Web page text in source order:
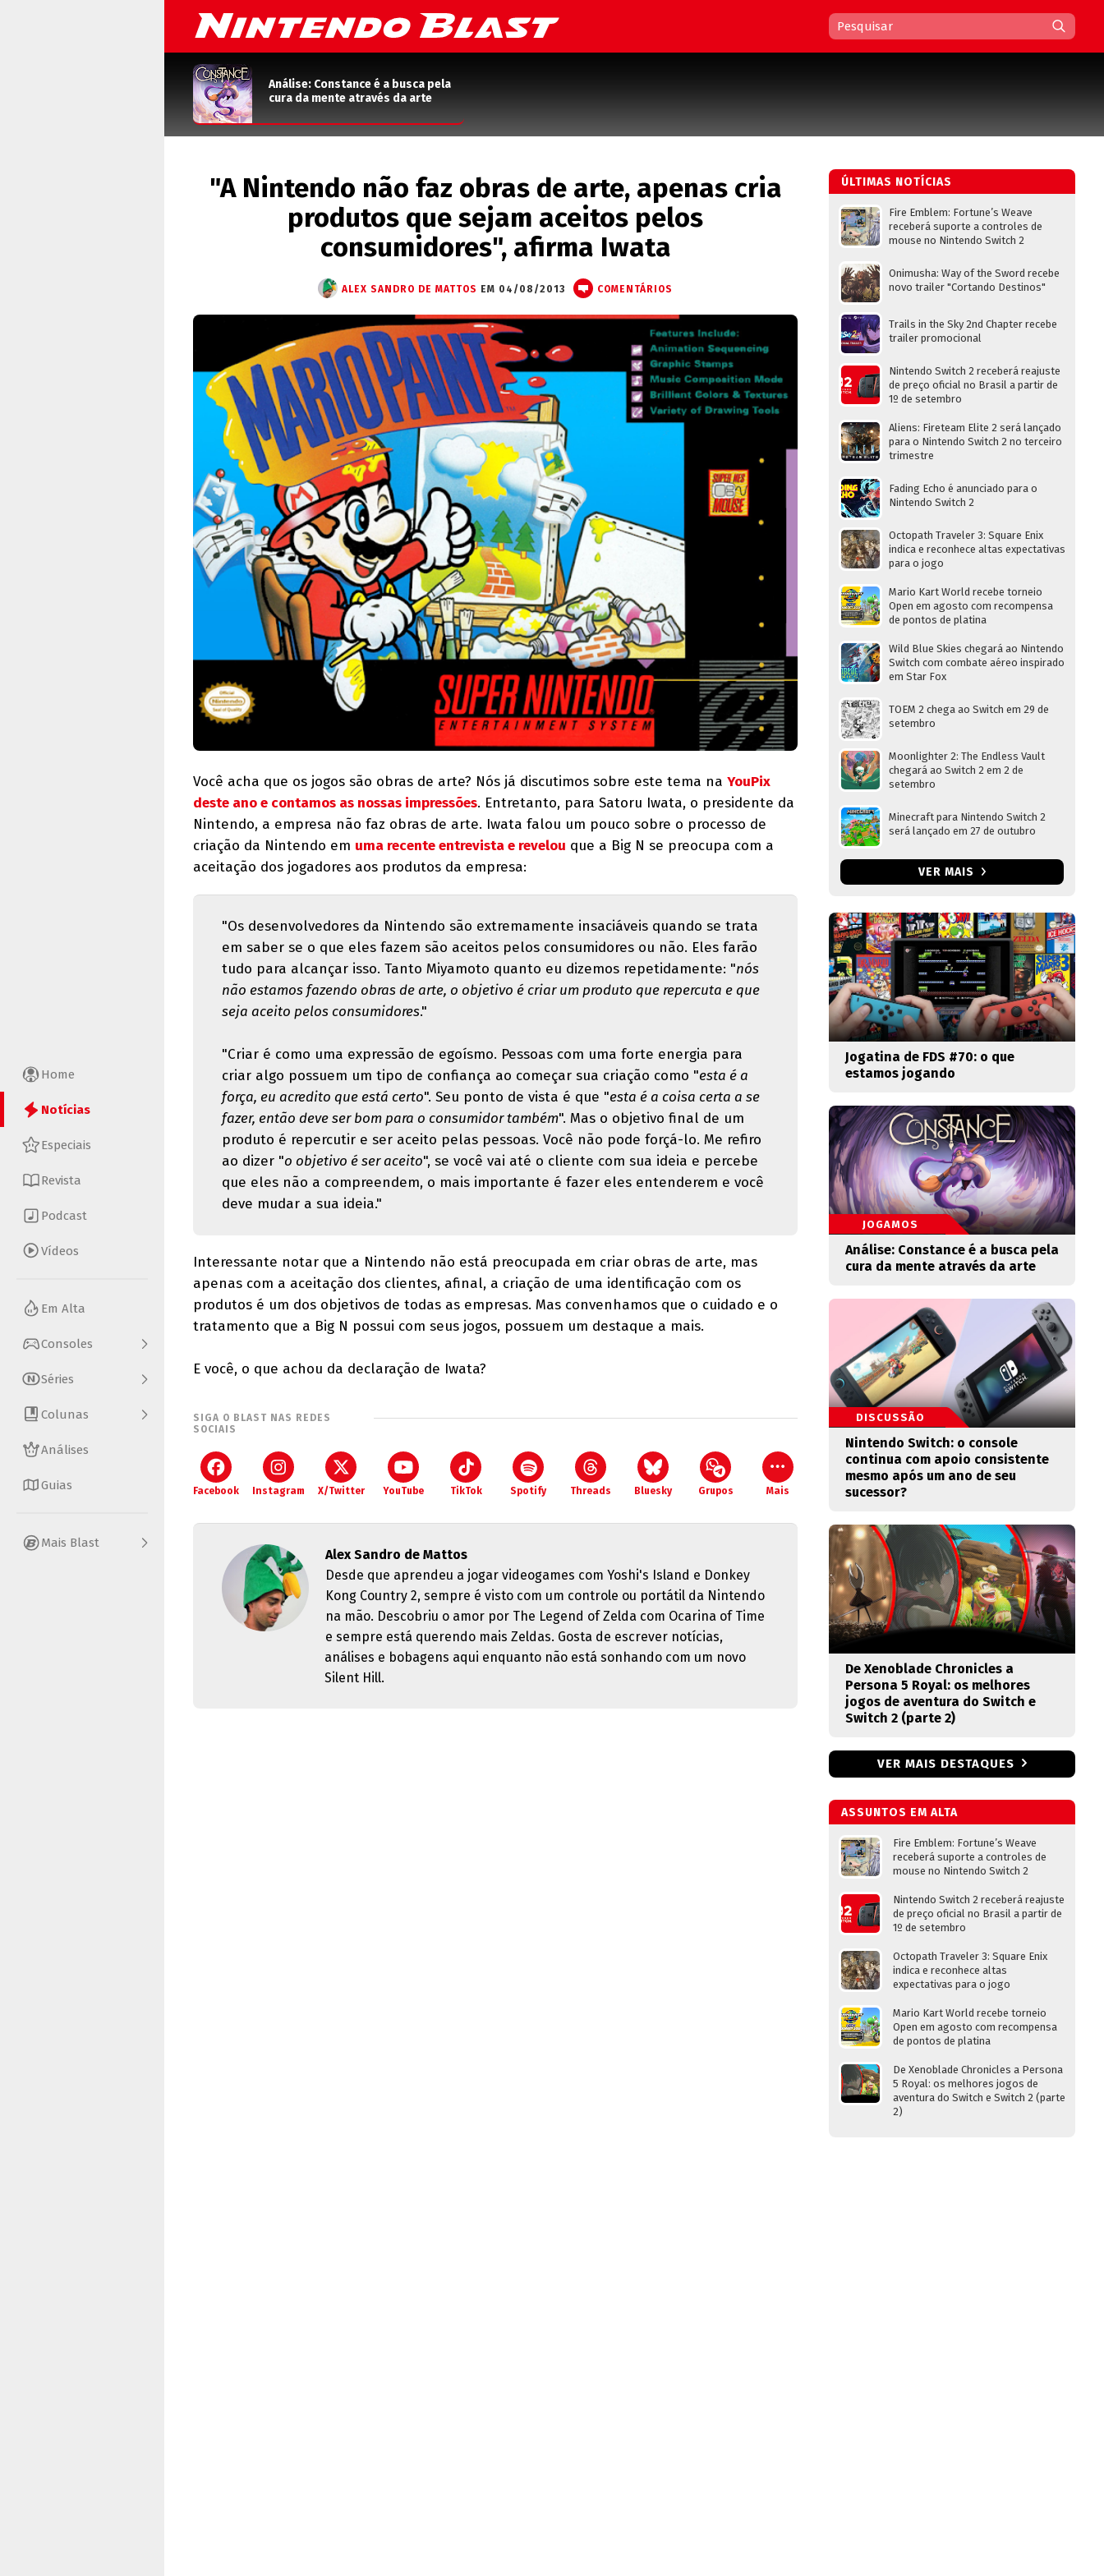
Home
Notícias
Especiais
Revista
Podcast
Vídeos
Em Alta
Consoles
Séries
Colunas
Análises
Guias
Mais Blast
Análise: Constance é a busca pela
cura da mente através da arte
"A Nintendo não faz obras de arte, apenas cria
produtos que sejam aceitos pelos
consumidores", afirma Iwata
ALEX SANDRO DE MATTOS EM 04/08/2013 COMENTÁRIOS
Você acha que os jogos são obras de arte? Nós já discutimos sobre este tema na YouPix
deste ano e contamos as nossas impressões. Entretanto, para Satoru Iwata, o presidente da
Nintendo, a empresa não faz obras de arte. Iwata falou um pouco sobre o processo de
criação da Nintendo em uma recente entrevista e revelou que a Big N se preocupa com a
aceitação dos jogadores aos produtos da empresa:
"Os desenvolvedores da Nintendo são extremamente insaciáveis quando se trata
em saber se o que eles fazem são aceitos pelos consumidores ou não. Eles farão
tudo para alcançar isso. Tanto Miyamoto quanto eu dizemos repetidamente: "nós
não estamos fazendo obras de arte, o objetivo é criar um produto que repercuta e que
seja aceito pelos consumidores."
"Criar é como uma expressão de egoísmo. Pessoas com uma forte energia para
criar algo possuem um tipo de confiança ao começar sua criação como "esta é a
força, eu acredito que está certo". Seu ponto de vista é que "esta é a coisa certa a se
fazer, então deve ser bom para o consumidor também". Mas o objetivo final de um
produto é repercutir e ser aceito pelas pessoas. Você não pode forçá-lo. Me refiro
ao dizer "o objetivo é ser aceito", se você vai até o cliente com sua ideia e percebe
que eles não a compreendem, o mais importante é fazer eles entenderem e você
deve mudar a sua ideia."
Interessante notar que a Nintendo não está preocupada em criar obras de arte, mas
apenas com a aceitação dos clientes, afinal, a criação de uma identificação com os
produtos é um dos objetivos de todas as empresas. Mas convenhamos que o cuidado e o
tratamento que a Big N possui com seus jogos, possuem um destaque a mais.
E você, o que achou da declaração de Iwata?
SIGA O BLAST NAS REDES
SOCIAIS
Facebook Instagram X/Twitter YouTube TikTok Spotify Threads Bluesky Grupos Mais
Alex Sandro de Mattos
Desde que aprendeu a jogar videogames com Yoshi's Island e Donkey
Kong Country 2, sempre é visto com um controle ou portátil da Nintendo
na mão. Descobriu o amor por The Legend of Zelda com Ocarina of Time
e sempre está querendo mais Zeldas. Gosta de escrever notícias,
análises e bobagens aqui enquanto não está sonhando com um novo
Silent Hill.
ÚLTIMAS NOTÍCIAS
Fire Emblem: Fortune’s Weave
receberá suporte a controles de
mouse no Nintendo Switch 2
Onimusha: Way of the Sword recebe
novo trailer "Cortando Destinos"
Trails in the Sky 2nd Chapter recebe
trailer promocional
Nintendo Switch 2 receberá reajuste
de preço oficial no Brasil a partir de
1º de setembro
Aliens: Fireteam Elite 2 será lançado
para o Nintendo Switch 2 no terceiro
trimestre
Fading Echo é anunciado para o
Nintendo Switch 2
Octopath Traveler 3: Square Enix
indica e reconhece altas expectativas
para o jogo
Mario Kart World recebe torneio
Open em agosto com recompensa
de pontos de platina
Wild Blue Skies chegará ao Nintendo
Switch com combate aéreo inspirado
em Star Fox
TOEM 2 chega ao Switch em 29 de
setembro
Moonlighter 2: The Endless Vault
chegará ao Switch 2 em 2 de
setembro
Minecraft para Nintendo Switch 2
será lançado em 27 de outubro
VER MAIS
Jogatina de FDS #70: o que
estamos jogando
JOGAMOS
Análise: Constance é a busca pela
cura da mente através da arte
DISCUSSÃO
Nintendo Switch: o console
continua com apoio consistente
mesmo após um ano de seu
sucessor?
De Xenoblade Chronicles a
Persona 5 Royal: os melhores
jogos de aventura do Switch e
Switch 2 (parte 2)
VER MAIS DESTAQUES
ASSUNTOS EM ALTA
Fire Emblem: Fortune’s Weave
receberá suporte a controles de
mouse no Nintendo Switch 2
Nintendo Switch 2 receberá reajuste
de preço oficial no Brasil a partir de
1º de setembro
Octopath Traveler 3: Square Enix
indica e reconhece altas
expectativas para o jogo
Mario Kart World recebe torneio
Open em agosto com recompensa
de pontos de platina
De Xenoblade Chronicles a Persona
5 Royal: os melhores jogos de
aventura do Switch e Switch 2 (parte
2)